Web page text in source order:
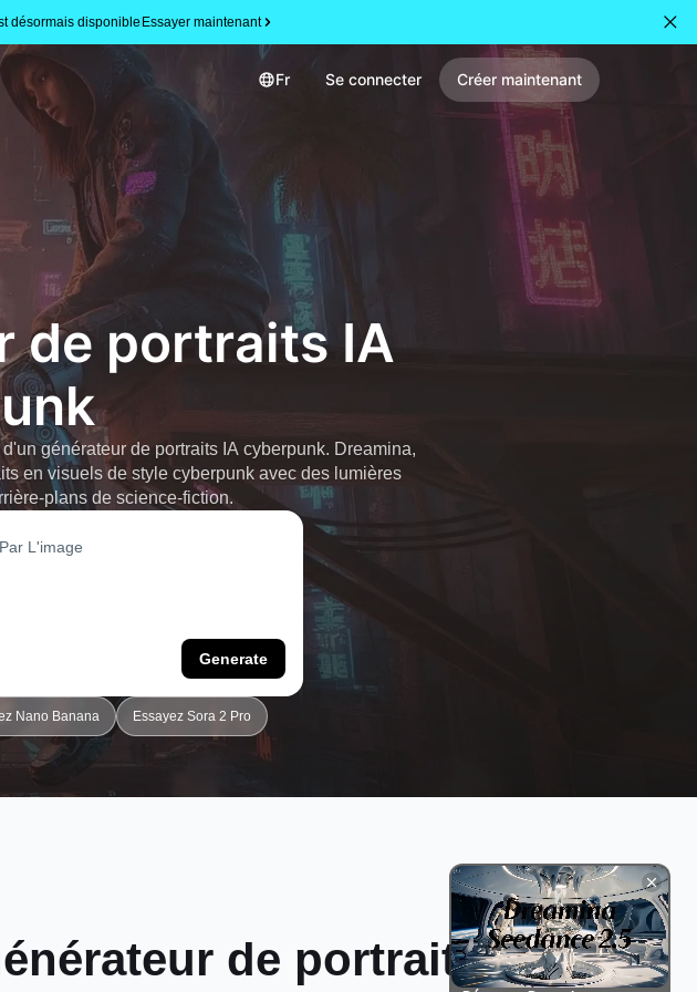
désormais disponible Essayer maintenant
Fr Se connecter Créer maintenant
de portraits IA
générateur de portraits IA cyberpunk. Dreamina,
en visuels de style cyberpunk avec des lumières
plans de science-fiction.
Generate
Nano Banana Essayez Sora 2 Pro
de portraits